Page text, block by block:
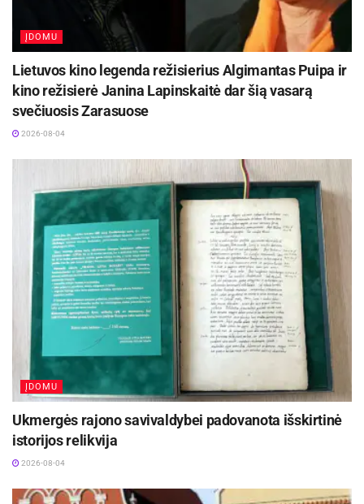
ĮDOMU
Lietuvos kino legenda režisierius Algimantas Puipa ir
kino režisierė Janina Lapinskaitė dar šią vasarą
svečiuosis Zarasuose
2026-08-04
ĮDOMU
Ukmergės rajono savivaldybei padovanota išskirtinė
istorijos relikvija
2026-08-04